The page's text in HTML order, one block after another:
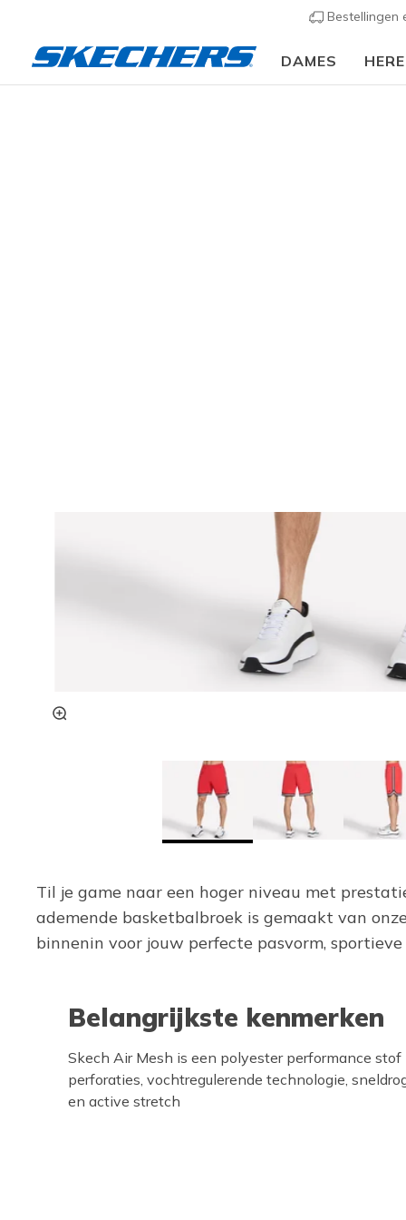
Bestellingen
DAMES
Til je game naar een hoger niveau met
ademende basketbalbroek is gemaakt van
binnenin voor jouw perfecte pasvorm,
Belangrijkste kenmerken
Skech Air Mesh is een polyester performance
perforaties, vochtregulerende technologie,
en active stretch